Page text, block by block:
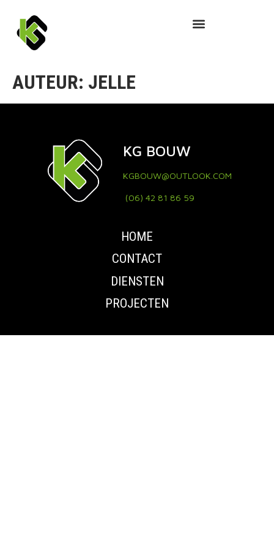
AUTEUR: JELLE
KG BOUW
KGBOUW@OUTLOOK.COM
(06) 42 81 86 59
HOME
CONTACT
DIENSTEN
PROJECTEN